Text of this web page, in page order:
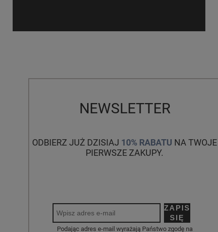
NEWSLETTER
ODBIERZ JUŻ DZISIAJ 10% RABATU NA TWOJE
PIERWSZE ZAKUPY.
ZAPISZ
SIĘ
Podając adres e-mail wyrażają Państwo zgodę na